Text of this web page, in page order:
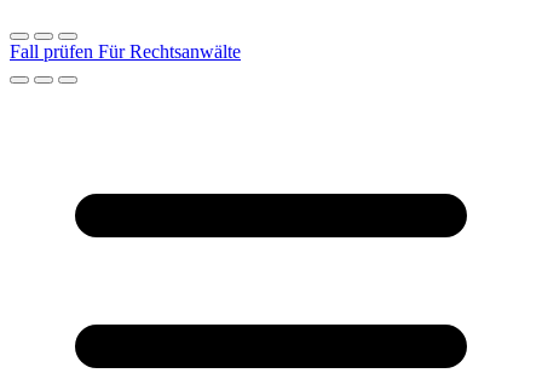
Fall prüfen Für Rechtsanwälte